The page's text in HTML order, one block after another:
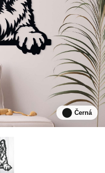
Černá